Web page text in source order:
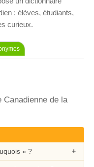
: élèves, étudiants,
curieux.
Canadienne de la
» ?